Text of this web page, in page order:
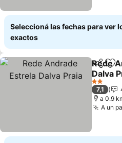
Seleccioná las fechas para ver
exactos
Rede
Dalva
2 Estrellas
7,1
a 0.9
A un